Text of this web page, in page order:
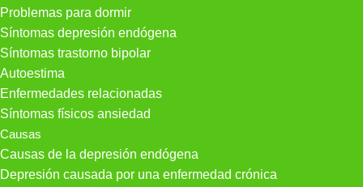
Problemas para dormir
Síntomas depresión endógena
Síntomas trastorno bipolar
Autoestima
Enfermedades relacionadas
Síntomas físicos ansiedad
Causas
Causas de la depresión endógena
Depresión causada por una enfermedad crónica